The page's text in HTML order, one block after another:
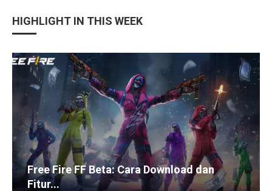
HIGHLIGHT IN THIS WEEK
Free Fire FF Beta: Cara Download dan
Fitur...